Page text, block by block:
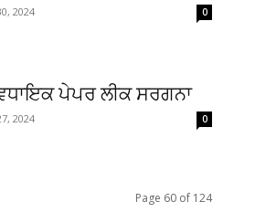
2024 0
ਪੇਪਰ ਲੀਕ ਸਰਗਨਾ
2024 0
Page 60 of 124